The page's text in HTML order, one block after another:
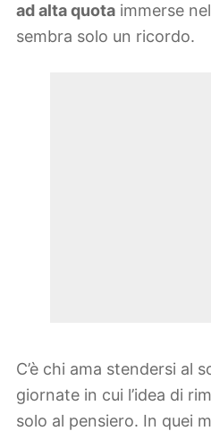
ad alta quota immerse
sembra solo un ricordo.
C’è chi ama stendersi al
giornate in cui l’idea di
solo al pensiero. In quei